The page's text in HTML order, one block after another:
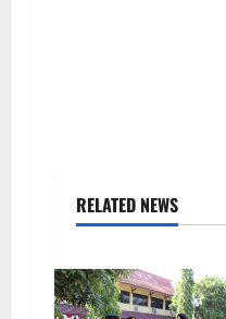
RELATED NEWS